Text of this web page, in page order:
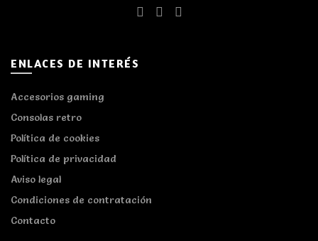
ENLACES DE INTERÉS
Accesorios gaming
Consolas retro
Política de cookies
Política de privacidad
Aviso legal
Condiciones de contratación
Contacto